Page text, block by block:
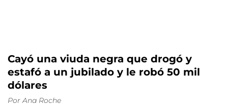
Cayó una viuda negra que drogó y
estafó a un jubilado y le robó 50 mil
dólares
Por Ana Roche